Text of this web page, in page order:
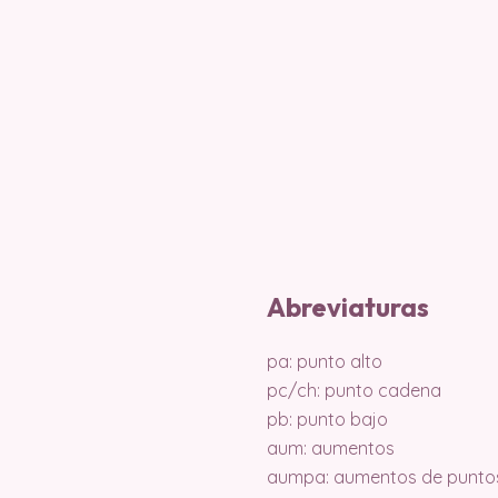
Abreviaturas
pa: punto alto
pc/ch: punto cadena
pb: punto bajo
aum: aumentos
aumpa: aumentos de